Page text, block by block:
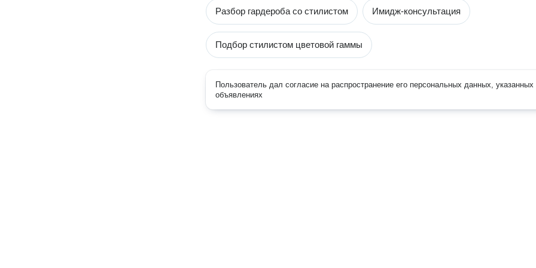
Разбор гардероба со стилистом Имидж-консультация
Подбор стилистом цветовой гаммы
Пользователь дал согласие на распространение его персональных данных, указанных
объявлениях